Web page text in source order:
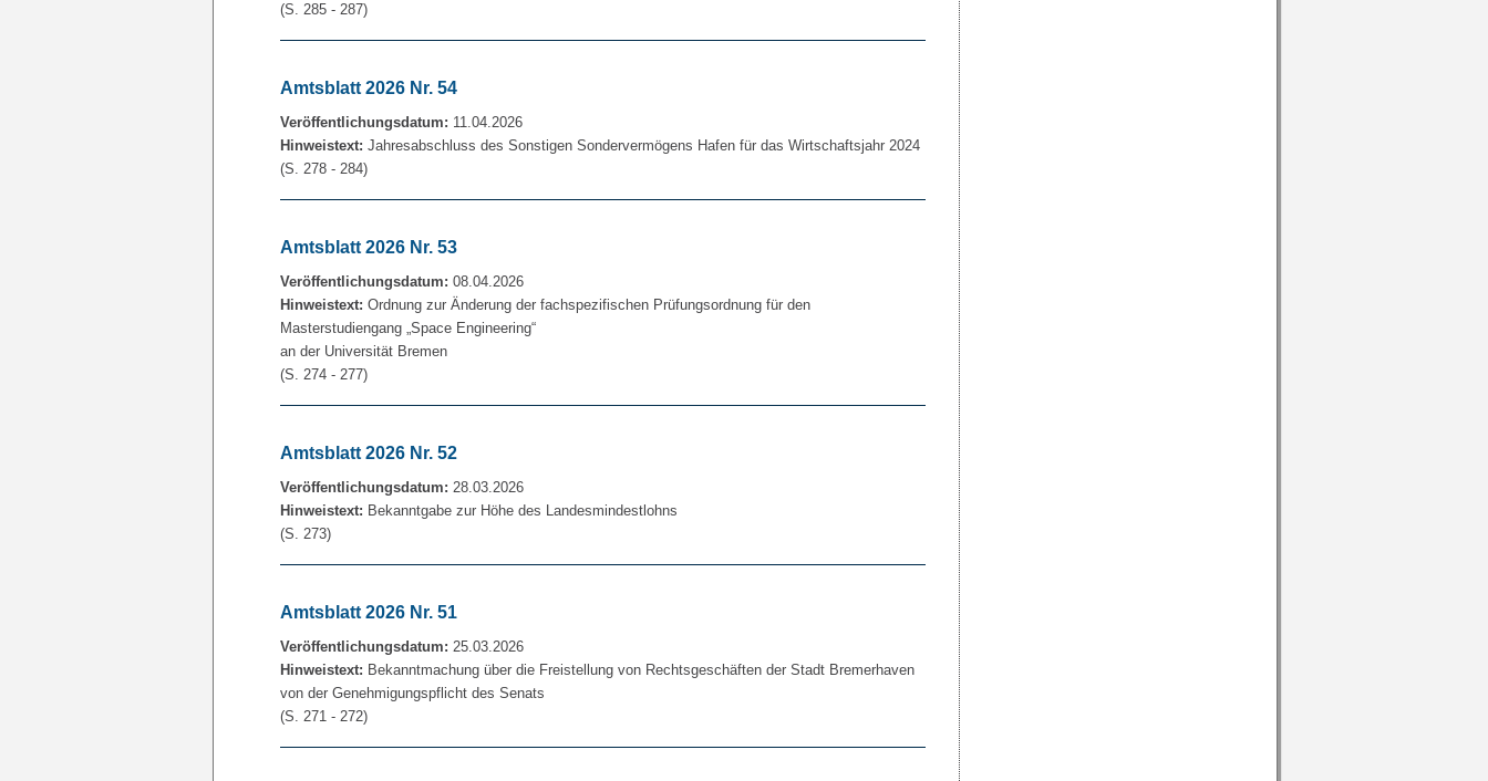
(S. 285 - 287)
Amtsblatt 2026 Nr. 54
Veröffentlichungsdatum: 11.04.2026
Hinweistext: Jahresabschluss des Sonstigen Sondervermögens Hafen für das Wirtschaftsjahr 2024
(S. 278 - 284)
Amtsblatt 2026 Nr. 53
Veröffentlichungsdatum: 08.04.2026
Hinweistext: Ordnung zur Änderung der fachspezifischen Prüfungsordnung für den
Masterstudiengang „Space Engineering“
an der Universität Bremen
(S. 274 - 277)
Amtsblatt 2026 Nr. 52
Veröffentlichungsdatum: 28.03.2026
Hinweistext: Bekanntgabe zur Höhe des Landesmindestlohns
(S. 273)
Amtsblatt 2026 Nr. 51
Veröffentlichungsdatum: 25.03.2026
Hinweistext: Bekanntmachung über die Freistellung von Rechtsgeschäften der Stadt Bremerhaven
von der Genehmigungspflicht des Senats
(S. 271 - 272)